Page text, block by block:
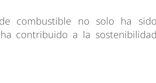
combustible no solo ha sido
contribuido a la sostenibilidad